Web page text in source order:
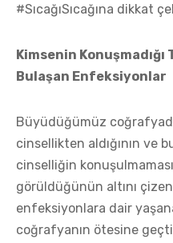
#SıcağıSıcağına dikkat
Kimsenin
Bulaşan Enfeksiyonlar
Büyüdüğümüz
cinsellikten aldığının ve
cinselliğin
görüldüğünün altını
enfeksiyonlara dair
coğrafyanın ötesine